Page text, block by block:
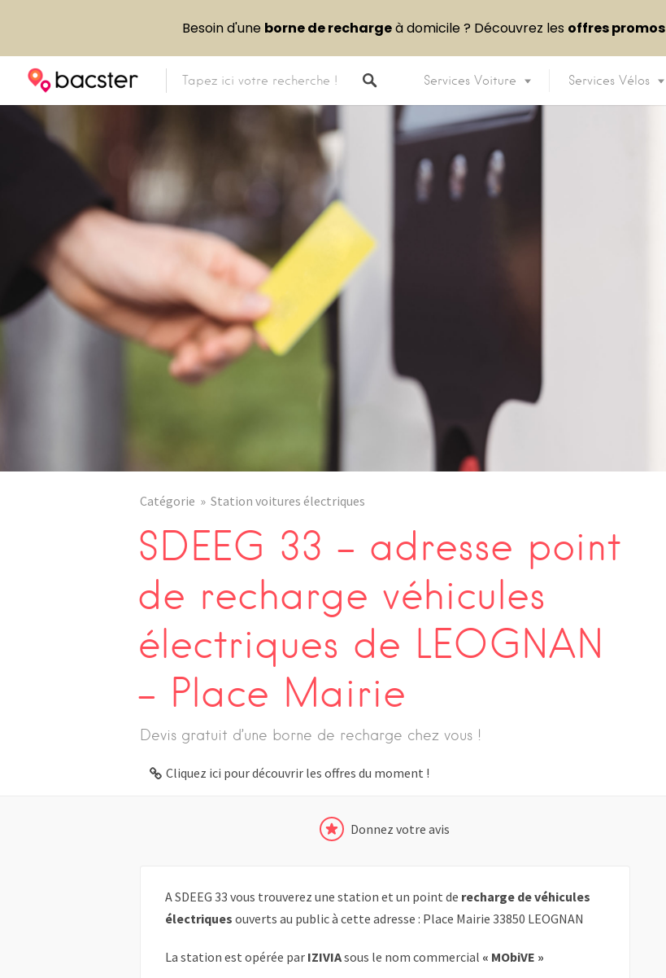
Services Voiture Services Vélos
Catégorie Station voitures électriques
SDEEG 33 – adresse point
de recharge véhicules
électriques de LEOGNAN
– Place Mairie
Devis gratuit d’une borne de recharge chez vous !
Cliquez ici pour découvrir les offres du moment !
Donnez votre avis
A SDEEG 33 vous trouverez une station et un point de recharge de véhicules
électriques ouverts au public à cette adresse : Place Mairie 33850 LEOGNAN
La station est opérée par IZIVIAsous le nom commercial « MObiVE »
Besoin d'une borne de rechargeà domicile ? Découvrez les offres promos